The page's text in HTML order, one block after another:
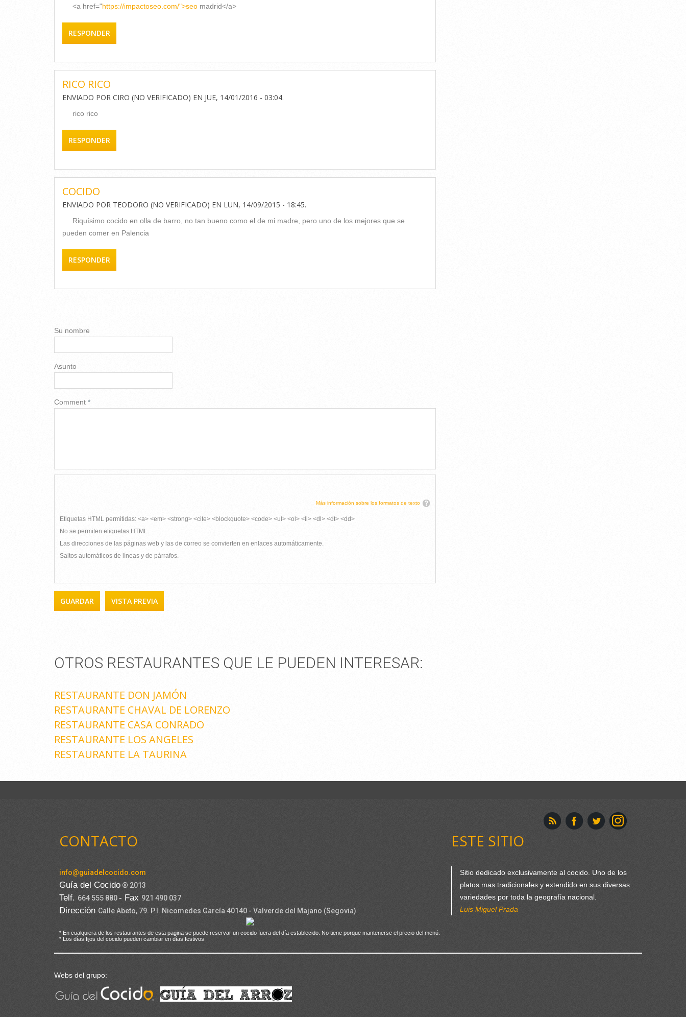
<a href="https://impactoseo.com/">seo madrid</a>
RESPONDER
RICO RICO
ENVIADO POR CIRO (NO VERIFICADO) EN JUE, 14/01/2016 - 03:04.
rico rico
RESPONDER
COCIDO
ENVIADO POR TEODORO (NO VERIFICADO) EN LUN, 14/09/2015 - 18:45.
Riquísimo cocido en olla de barro, no tan bueno como el de mi madre, pero uno de los mejores que se
pueden comer en Palencia
RESPONDER
Su nombre
Asunto
Comment *
Más información sobre los formatos de texto
Etiquetas HTML permitidas: <a> <em> <strong> <cite> <blockquote> <code> <ul> <ol> <li> <dl> <dt> <dd>
No se permiten etiquetas HTML.
Las direcciones de las páginas web y las de correo se convierten en enlaces automáticamente.
Saltos automáticos de líneas y de párrafos.
OTROS RESTAURANTES QUE LE PUEDEN INTERESAR:
RESTAURANTE DON JAMÓN
RESTAURANTE CHAVAL DE LORENZO
RESTAURANTE CASA CONRADO
RESTAURANTE LOS ANGELES
RESTAURANTE LA TAURINA
CONTACTO
info@guiadelcocido.com
Guía del Cocido ® 2013
Telf. 664 555 880- Fax 921 490 037
Dirección Calle Abeto, 79. P.I. Nicomedes García 40140 - Valverde del Majano (Segovia)
* En cualquiera de los restaurantes de esta pagina se puede reservar un cocido fuera del día establecido. No tiene porque mantenerse el precio del menú.
* Los días fijos del cocido pueden cambiar en días festivos
ESTE SITIO
Sitio dedicado exclusivamente al cocido. Uno de los
platos mas tradicionales y extendido en sus diversas
variedades por toda la geografía nacional.
Luis Miguel Prada
Webs del grupo: